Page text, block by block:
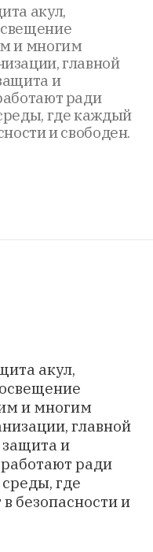
акул,
и многим
главной
и
ради
где каждый
и свободен.
акул,
и многим
главной
и
ради
где
безопасности и